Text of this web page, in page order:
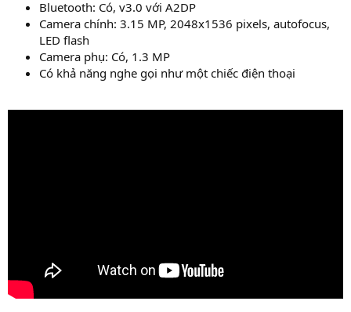
Bluetooth: Có, v3.0 với A2DP
Camera chính: 3.15 MP, 2048x1536 pixels, autofocus,
LED flash
Camera phụ: Có, 1.3 MP
Có khả năng nghe gọi như một chiếc điện thoại